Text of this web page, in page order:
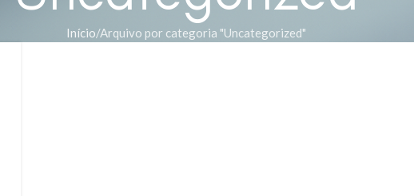
Início Arquivo por categoria "Uncategorized"